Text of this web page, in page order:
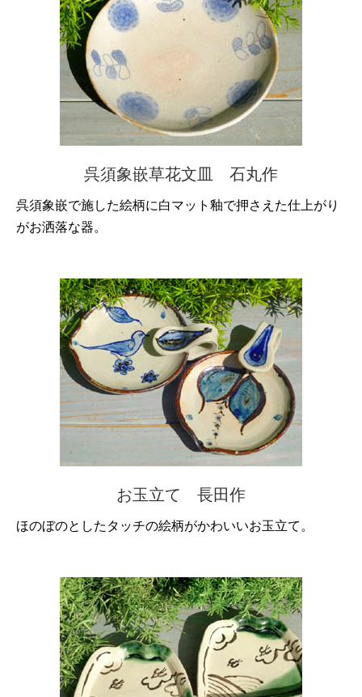
呉須象嵌草花文皿 石丸作
呉須象嵌で施した絵柄に白マット釉で押さえた仕上がり
がお洒落な器。
お玉立て 長田作
ほのぼのとしたタッチの絵柄がかわいいお玉立て。